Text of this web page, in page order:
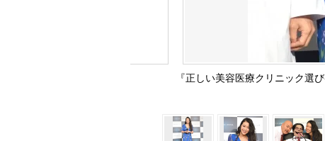
『正しい美容医療クリニック選